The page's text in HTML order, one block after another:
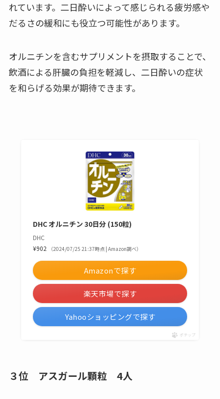
れています。二日酔いによって感じられる疲労感や
だるさの緩和にも役立つ可能性があります。
オルニチンを含むサプリメントを摂取することで、
飲酒による肝臓の負担を軽減し、二日酔いの症状
を和らげる効果が期待できます。
DHC オルニチン 30日分 (150粒)
DHC
¥902
（2024/07/25 21:37時点 | Amazon調べ）
Amazonで探す
楽天市場で探す
Yahooショッピングで探す
ポチップ
３位 アスガール顆粒 4人